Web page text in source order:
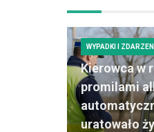
WYPADKI I
Kierowca w
promilami
uratowało